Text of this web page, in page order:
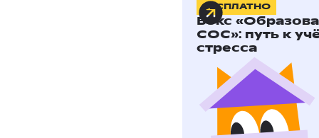
БЕСПЛАТНО
Бокс
СОС»: путь к
стресса
Плюсы
Учит думать
Обычно учитель
копируют способ,
В методике